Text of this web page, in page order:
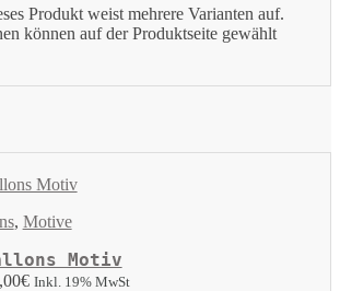
Produkt weist mehrere Varianten auf.
können auf der Produktseite gewählt
, Motive
Motiv
€ Inkl. 19% MwSt